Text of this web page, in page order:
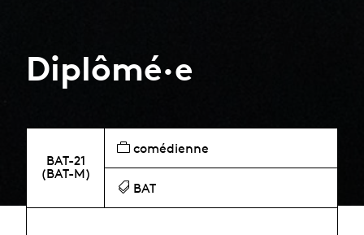
Diplômé·e
BAT-21
(BAT-M)
comédienne
BAT